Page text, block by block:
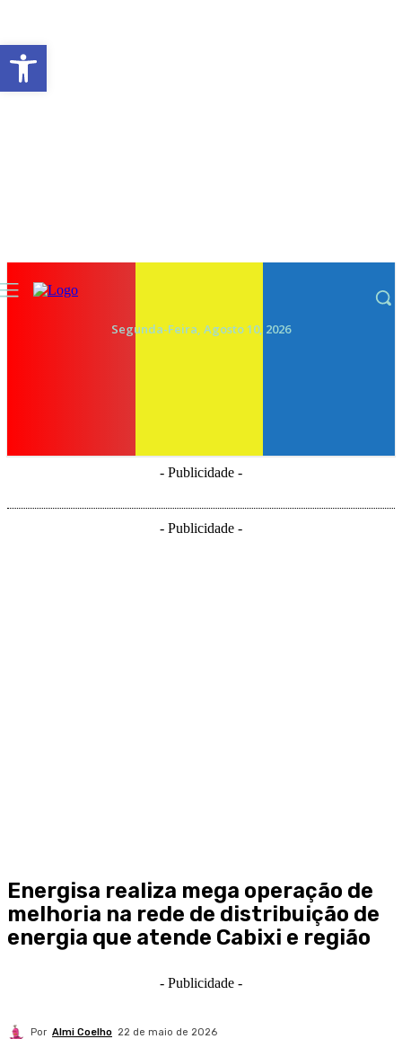
Segunda-Feira, Agosto 10, 2026
- Publicidade -
- Publicidade -
Energisa realiza mega operação de
melhoria na rede de distribuição de
energia que atende Cabixi e região
- Publicidade -
Por Almi Coelho 22 de maio de 2026
Abrir a barra de ferramentas